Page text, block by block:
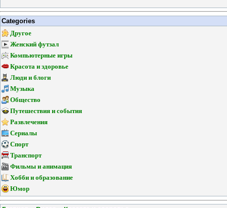
Categories
Другое
Женский футзал
Компьютерные игры
Красота и здоровье
Люди и блоги
Музыка
Общество
Путешествия и события
Развлечения
Сериалы
Спорт
Транспорт
Фильмы и анимация
Хобби и образование
Юмор